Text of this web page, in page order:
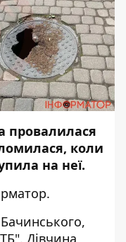
провалилася
коли
на неї.
.
Дівчина